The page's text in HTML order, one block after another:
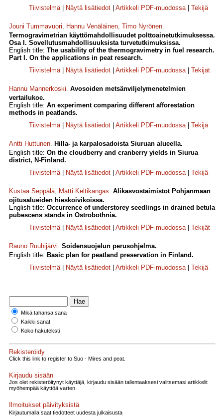
Tiivistelmä| Näytä lisätiedot Artikkeli PDF-muodossa| Tekijä
Jouni Tummavuori, Hannu Venäläinen, Timo Nyrönen.
Termogravimetrian käyttömahdollisuudet polttoainetutkimuksessa.
Osa I. Sovellutusmahdollisuuksista turvetutkimuksissa.
English title: The usability of the thermogravimetry in fuel research.
Part I. On the applications in peat research.
Tiivistelmä| Näytä lisätiedot Artikkeli PDF-muodossa| Tekijät
Hannu Mannerkoski. Avosoiden metsänviljelymenetelmien
vertailukoe.
English title: An experiment comparing different afforestation
methods in peatlands.
Tiivistelmä| Näytä lisätiedot Artikkeli PDF-muodossa| Tekijä
Antti Huttunen. Hilla- ja karpalosadoista Siuruan alueella.
English title: On the cloudberry and cranberry yields in Siurua
district, N-Finland.
Tiivistelmä| Näytä lisätiedot Artikkeli PDF-muodossa| Tekijä
Kustaa Seppälä, Matti Keltikangas. Alikasvostaimistot Pohjanmaan
ojitusalueiden hieskoivikoissa.
English title: Occurrence of understorey seedlings in drained betula
pubescens stands in Ostrobothnia.
Tiivistelmä| Näytä lisätiedot Artikkeli PDF-muodossa| Tekijät
Rauno Ruuhijärvi. Soidensuojelun perusohjelma.
English title: Basic plan for peatland preservation in Finland.
Tiivistelmä| Näytä lisätiedot Artikkeli PDF-muodossa| Tekijä
Mikä tahansa sana
Kaikki sanat
Koko hakuteksti
Rekisteröidy
Click this link to register to Suo - Mires and peat.
Kirjaudu sisään
Jos olet rekisteröitynyt käyttäjä, kirjaudu sisään tallentaaksesi valitsemasi artikkelit
myöhempää käyttöä varten.
Ilmoitukset päivityksistä
Kirjautumalla saat tiedotteet uudesta julkaisusta